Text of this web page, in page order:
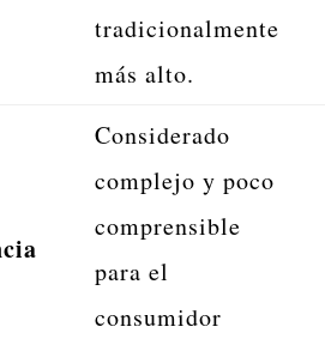
tradicionalmente
más alto.
Considerado
complejo y poco
comprensible
para el
consumidor